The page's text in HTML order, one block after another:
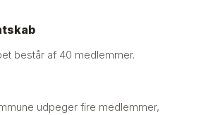
består af 40 medlemmer.
udpeger fire medlemmer,